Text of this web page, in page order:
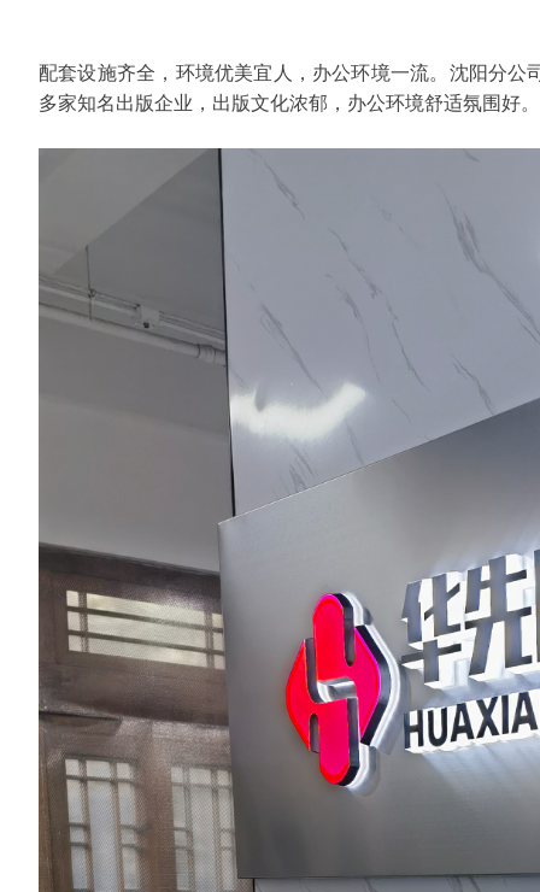
配套设施齐全，环境优美宜人，办公环境一流。沈阳分
多家知名出版企业，出版文化浓郁，办公环境舒适氛围好。